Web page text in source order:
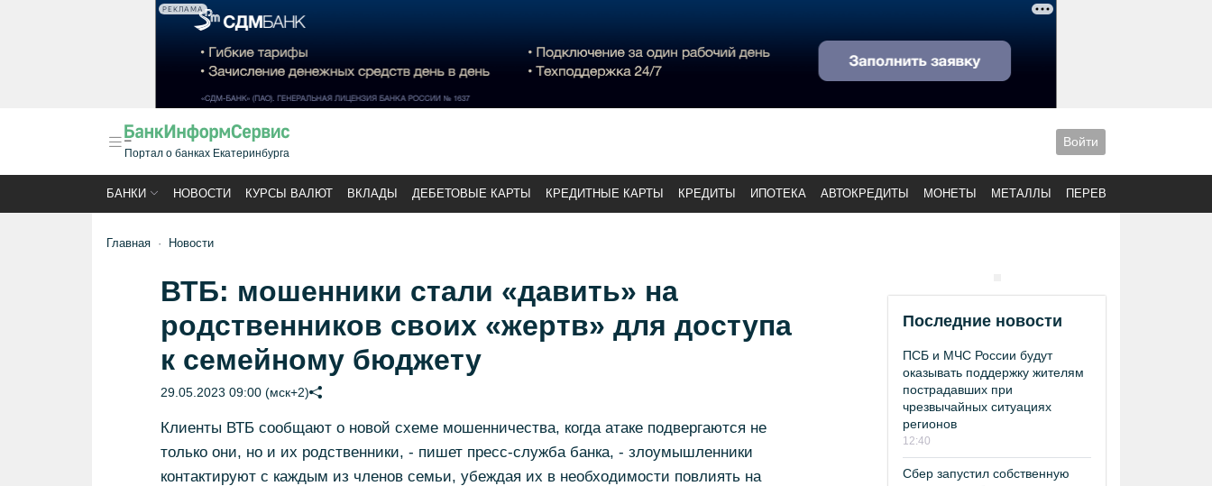
РЕКЛАМА
Портал о банках Екатеринбурга
Войти
БАНКИ НОВОСТИ КУРСЫ ВАЛЮТ ВКЛАДЫ ДЕБЕТОВЫЕ КАРТЫ КРЕДИТНЫЕ КАРТЫ КРЕДИТЫ ИПОТЕКА АВТОКРЕДИТЫ МОНЕТЫ МЕТАЛЛЫ ПЕРЕВОДЫ
Главная Новости
ВТБ: мошенники стали «давить» на
родственников своих «жертв» для доступа
к семейному бюджету
29.05.2023 09:00 (мск+2)
Клиенты ВТБ сообщают о новой схеме мошенничества, когда атаке подвергаются не
только они, но и их родственники, - пишет пресс-служба банка, - злоумышленники
контактируют с каждым из членов семьи, убеждая их в необходимости повлиять на
Последние новости
ПСБ и МЧС России будут
оказывать поддержку жителям
пострадавших при
чрезвычайных ситуациях
регионов
12:40
Сбер запустил собственную